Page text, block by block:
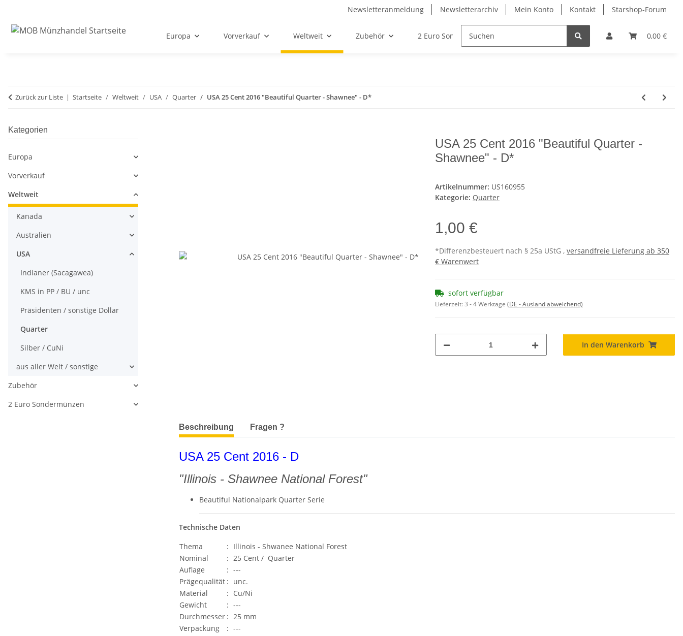
Newsletteranmeldung Newsletterarchiv Mein Konto Kontakt Starshop-Forum
0,00 €
Europa Vorverkauf Weltweit Zubehör 2 Euro Sondermünzen
Zurück zur Liste Startseite Weltweit USA Quarter USA 25 Cent 2016 "Beautiful Quarter - Shawnee" - D*
USA 25 Cent 2016 "Beautiful Quarter -
Shawnee" - D*
Artikelnummer: US160955
Kategorie: Quarter
1,00 €
*Differenzbesteuert nach § 25a UStG , versandfreie Lieferung ab 350
€ Warenwert
sofort verfügbar
Lieferzeit:3 - 4 Werktage (DE - Ausland abweichend)
In den Warenkorb
weitere Registerkarten anzeigen
Beschreibung Fragen ?
USA 25 Cent 2016 - D
"Illinois - Shawnee National Forest"
Beautiful Nationalpark Quarter Serie
Technische Daten
Thema
: Illinois - Shwanee National Forest
Nominal
: 25 Cent / Quarter
Auflage
: ---
Prägequalität : unc.
Material
: Cu/Ni
Gewicht
: ---
Durchmesser : 25 mm
Verpackung
: ---
Kategorien
Europa
Vorverkauf
Weltweit
Kanada
Australien
USA
Indianer (Sacagawea)
KMS in PP / BU / unc
Präsidenten / sonstige Dollar
Quarter
Silber / CuNi
aus aller Welt / sonstige
Zubehör
2 Euro Sondermünzen